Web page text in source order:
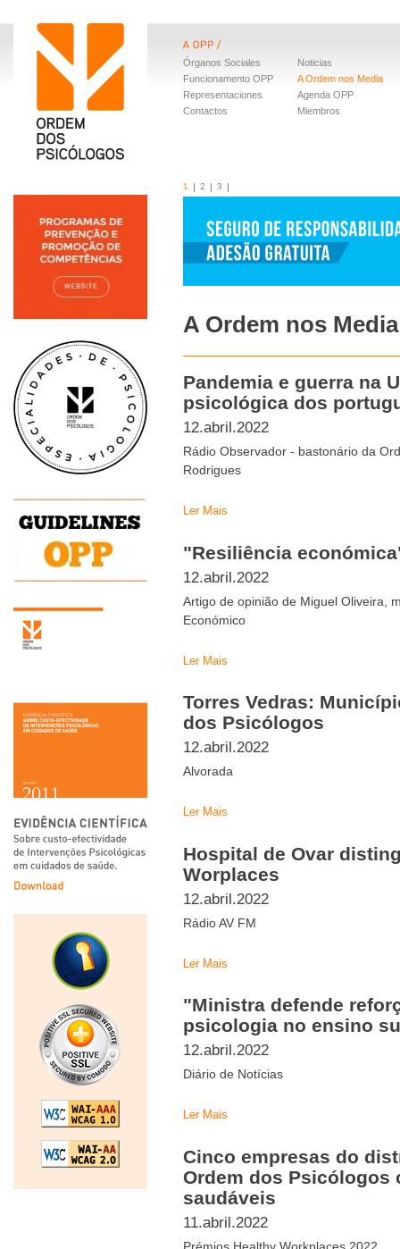
Órganos Sociales
Funcionamento OPP
Representaciones
Contactos
Noticias
A Ordem nos Media
Agenda OPP
Miembros
1 2 3
A Ordem nos Media
Pandemia e guerra na
psicológica dos
12.abril.2022
Rádio Observador - bastonário da
Rodrigues
Ler Mais
"Resiliência
12.abril.2022
Artigo de opinião de Miguel Oliveira,
Económico
Ler Mais
Torres Vedras:
dos Psicólogos
12.abril.2022
Alvorada
Ler Mais
Hospital de Ovar
Worplaces
12.abril.2022
Rádio AV FM
Ler Mais
"Ministra defende
psicologia no ensino
12.abril.2022
Diário de Notícias
Ler Mais
Cinco empresas do
Ordem dos Psicólogos
saudáveis
11.abril.2022
Prémios Healthy Workplaces 2022